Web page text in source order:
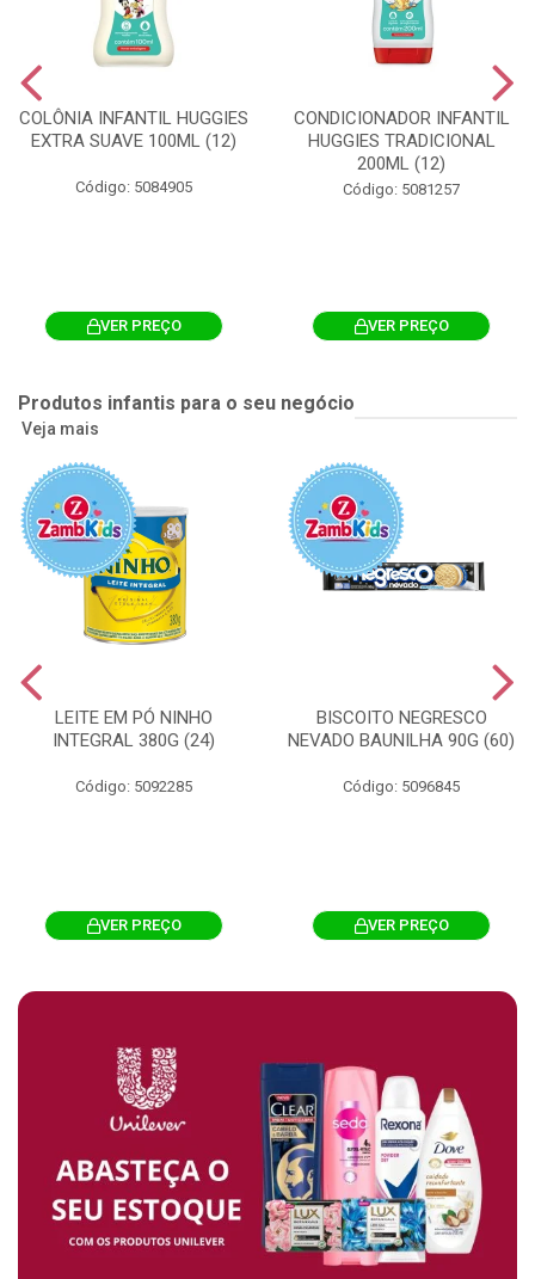
COLÔNIA INFANTIL HUGGIES
EXTRA SUAVE 100ML (12)
Código: 5084905
VER PREÇO
CONDICIONADOR INFANTIL
HUGGIES TRADICIONAL
200ML (12)
Código: 5081257
VER PREÇO
Produtos infantis para o seu negócio
Veja mais
LEITE EM PÓ NINHO
INTEGRAL 380G (24)
Código: 5092285
VER PREÇO
BISCOITO NEGRESCO
NEVADO BAUNILHA 90G (60)
Código: 5096845
VER PREÇO